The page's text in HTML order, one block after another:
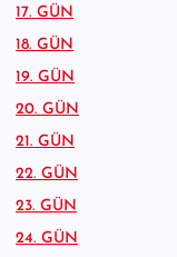
17. GÜN
18. GÜN
19. GÜN
20. GÜN
21. GÜN
22. GÜN
23. GÜN
24. GÜN